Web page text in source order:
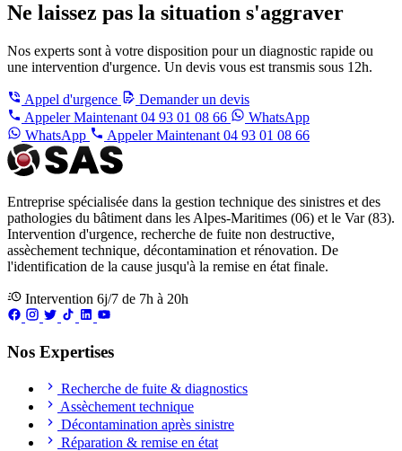
Ne laissez pas la situation s'aggraver
Nos experts sont à votre disposition pour un diagnostic rapide ou
une intervention d'urgence. Un devis vous est transmis sous 12h.
Appel d'urgence
Demander un devis
Appeler Maintenant 04 93 01 08 66
WhatsApp
WhatsApp
Appeler Maintenant 04 93 01 08 66
Entreprise spécialisée dans la gestion technique des sinistres et des
pathologies du bâtiment dans les Alpes-Maritimes (06) et le Var (83).
Intervention d'urgence, recherche de fuite non destructive,
assèchement technique, décontamination et rénovation. De
l'identification de la cause jusqu'à la remise en état finale.
Intervention 6j/7 de 7h à 20h
Nos Expertises
Recherche de fuite & diagnostics
Assèchement technique
Décontamination après sinistre
Réparation & remise en état